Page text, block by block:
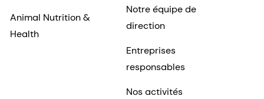
Animal Nutrition &
Health
Notre équipe de
direction
Entreprises
responsables
Nos activités